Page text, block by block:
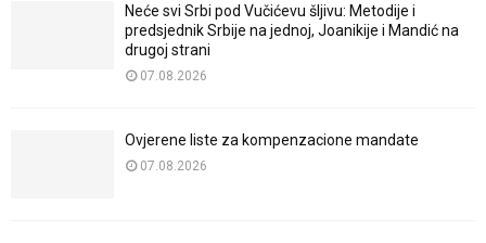
Neće svi Srbi pod Vučićevu šljivu: Metodije i
predsjednik Srbije na jednoj, Joanikije i Mandić na
drugoj strani
07.08.2026
Ovjerene liste za kompenzacione mandate
07.08.2026